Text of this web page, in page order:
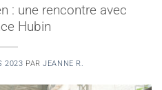
: une rencontre avec
Hubin
2023 PARJEANNE R.